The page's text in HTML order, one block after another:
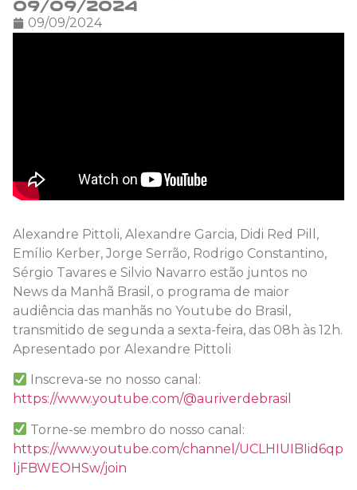
09/09/2024
09/09/2024
Alexandre Pittoli, Alexandre Garcia, Didi Red Pill,
Emílio Kerber, Jorge Serrão, Rodrigo Constantino,
Sérgio Tavares e Silvio Navarro estão juntos no
News da Manhã Brasil, o programa de maior
audiência das manhãs no Youtube do Brasil,
transmitido de segunda a sexta-feira, das 08h às 12h.
Apresentado por Alexandre Pittoli
Inscreva-se no nosso canal:
https://www.youtube.com/@auriverdebrasil
Torne-se membro do nosso canal:
https://www.youtube.com/channel/UCLHIUIBIid6qp
ljFBWEOHSw/join